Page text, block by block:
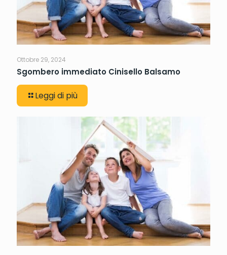
Ottobre 29, 2024
Sgombero immediato Cinisello Balsamo
Leggi di più